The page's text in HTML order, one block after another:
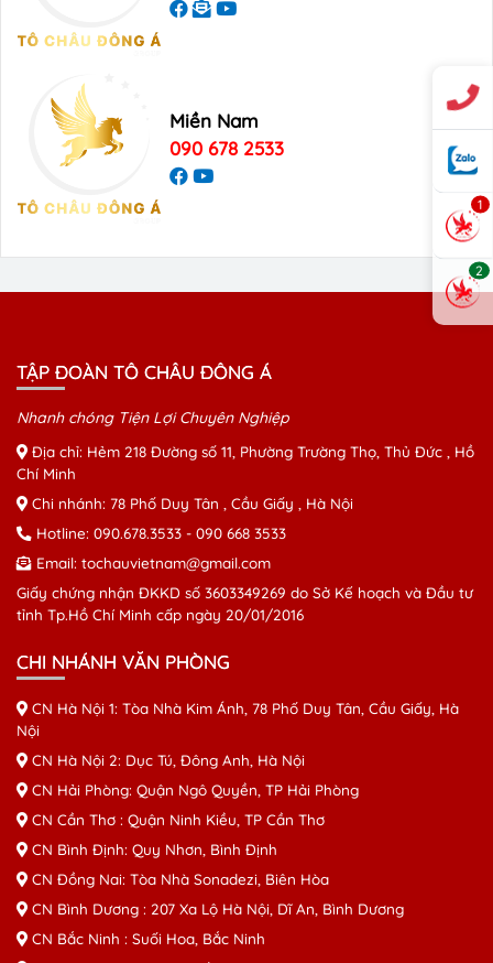
Miền Nam
090 678 2533
TẬP ĐOÀN TÔ CHÂU ĐÔNG Á
Nhanh chóng Tiện Lợi Chuyên Nghiệp
Địa chỉ: Hẻm 218 Đường số 11, Phường Trường Thọ, Thủ Đức , Hồ
Chí Minh
Chi nhánh: 78 Phố Duy Tân , Cầu Giấy , Hà Nội
Hotline: 090.678.3533 - 090 668 3533
Email: tochauvietnam@gmail.com
Giấy chứng nhận ĐKKD số 3603349269 do Sở Kế hoạch và Đầu tư
tỉnh Tp.Hồ Chí Minh cấp ngày 20/01/2016
1
2
CHI NHÁNH VĂN PHÒNG
CN Hà Nội 1: Tòa Nhà Kim Ánh, 78 Phố Duy Tân, Cầu Giấy, Hà
Nội
CN Hà Nội 2: Dục Tú, Đông Anh, Hà Nội
CN Hải Phòng: Quận Ngô Quyền, TP Hải Phòng
CN Cần Thơ : Quận Ninh Kiều, TP Cần Thơ
CN Bình Định: Quy Nhơn, Bình Định
CN Đồng Nai: Tòa Nhà Sonadezi, Biên Hòa
CN Bình Dương : 207 Xa Lộ Hà Nội, Dĩ An, Bình Dương
CN Bắc Ninh : Suối Hoa, Bắc Ninh